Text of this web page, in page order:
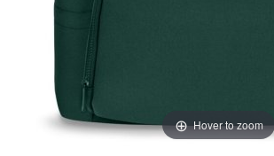
Hover to zoom